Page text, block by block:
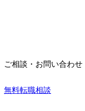
ご相談・お問い合わせ
無料転職相談